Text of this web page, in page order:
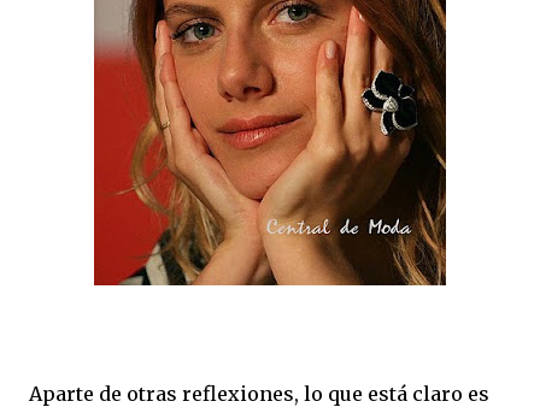
Aparte de otras reflexiones, lo que está claro es